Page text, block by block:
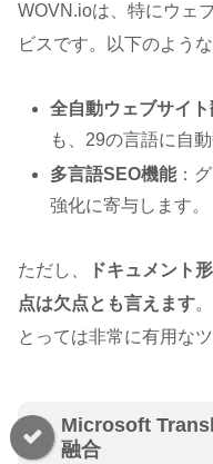
WOVN.ioは、特にウェ
ビスです。以下のよう
全自動ウェブサイト
も、29の言語に自動
多言語SEO機能：
強化に寄与します。
ただし、
ドキュメント
点は欠点とも言えます
とっては非常に有用なツ
Microsoft
融合